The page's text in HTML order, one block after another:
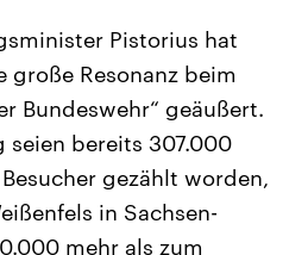
aus
USA
Aktuelle Beiträge,
Hintergründe
Wirtschaftlich und
gehören die Vereinigten
mit großem Einfluss auf
Pistorius hat
große Resonanz beim
Bundeswehr“ geäußert.
seien bereits 307.000
gezählt worden,
in Sachsen-
mehr als zum